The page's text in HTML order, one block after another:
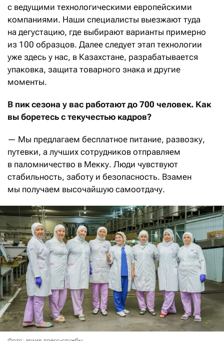
с ведущими технологическими европейскими
компаниями. Наши специалисты выезжают туда
на дегустацию, где выбирают варианты примерно
из 100 образцов. Далее следует этап технологии
уже здесь у нас, в Казахстане, разрабатывается
упаковка, защита товарного знака и другие
моменты.
В пик сезона у вас работают до 700 человек. Как
вы боретесь с текучестью кадров?
— Мы предлагаем бесплатное питание, развозку,
путевки, а лучших сотрудников отправляем
в паломничество в Мекку. Люди чувствуют
стабильность, заботу и безопасность. Взамен
мы получаем высочайшую самоотдачу.